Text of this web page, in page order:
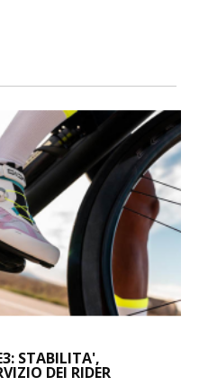
STABILITA',
DEI RIDER